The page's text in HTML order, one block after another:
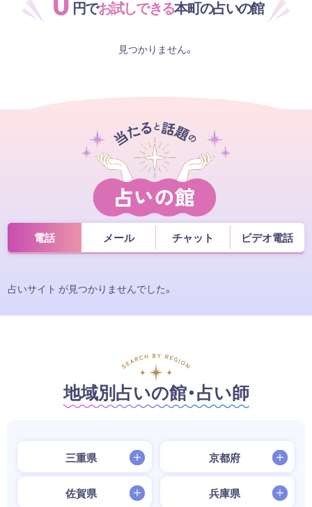
円でお試しできる本町の占いの館
見つかりません。
電話 メール チャット ビデオ電話
占いサイト が見つかりませんでした。
地域別占いの館・占い師
三重県 京都府
佐賀県 兵庫県